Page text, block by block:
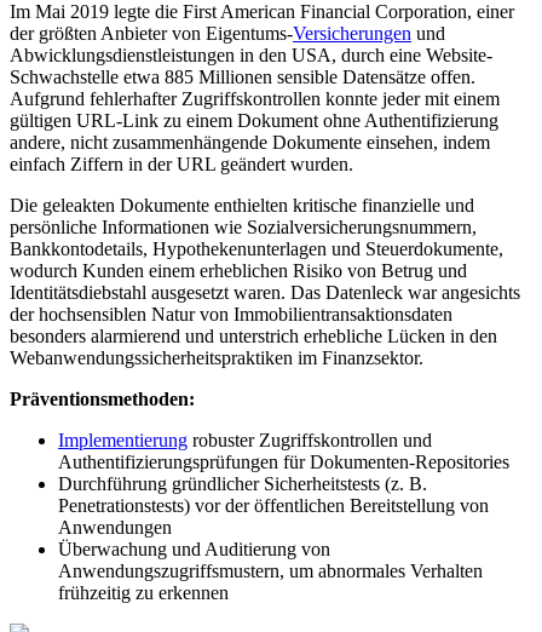
Im Mai 2019 legte die First American Financial Corporation, einer
der größten Anbieter von Eigentums-Versicherungen und
Abwicklungsdienstleistungen in den USA, durch eine Website-
Schwachstelle etwa 885 Millionen sensible Datensätze offen.
Aufgrund fehlerhafter Zugriffskontrollen konnte jeder mit einem
gültigen URL-Link zu einem Dokument ohne Authentifizierung
andere, nicht zusammenhängende Dokumente einsehen, indem
einfach Ziffern in der URL geändert wurden.
Die geleakten Dokumente enthielten kritische finanzielle und
persönliche Informationen wie Sozialversicherungsnummern,
Bankkontodetails, Hypothekenunterlagen und Steuerdokumente,
wodurch Kunden einem erheblichen Risiko von Betrug und
Identitätsdiebstahl ausgesetzt waren. Das Datenleck war angesichts
der hochsensiblen Natur von Immobilientransaktionsdaten
besonders alarmierend und unterstrich erhebliche Lücken in den
Webanwendungssicherheitspraktiken im Finanzsektor.
Präventionsmethoden:
Implementierung robuster Zugriffskontrollen und
Authentifizierungsprüfungen für Dokumenten-Repositories
Durchführung gründlicher Sicherheitstests (z. B.
Penetrationstests) vor der öffentlichen Bereitstellung von
Anwendungen
Überwachung und Auditierung von
Anwendungszugriffsmustern, um abnormales Verhalten
frühzeitig zu erkennen